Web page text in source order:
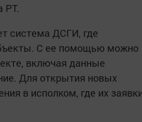
РТ.
система ДСГИ, где
С ее помощью можно
включая данные
Для открытия новых
в исполком, где их